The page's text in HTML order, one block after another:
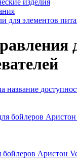
изделия
для элементов
название
бойлеров Аристон